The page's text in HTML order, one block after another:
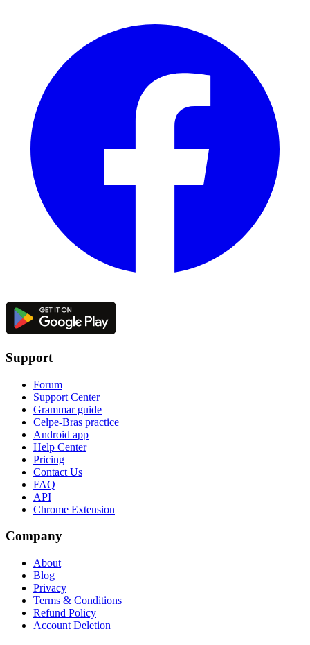
Support
Forum
Support Center
Grammar guide
Celpe-Bras practice
Android app
Help Center
Pricing
Contact Us
FAQ
API
Chrome Extension
Company
About
Blog
Privacy
Terms & Conditions
Refund Policy
Account Deletion